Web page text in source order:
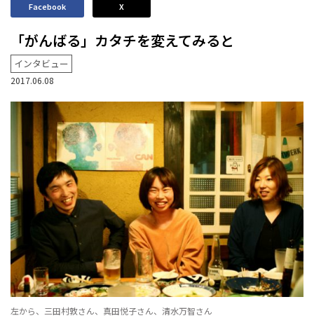
Facebook X
「がんばる」カタチを変えてみると
インタビュー
2017.06.08
左から、三田村敦さん、真田悦子さん、清水万智さん